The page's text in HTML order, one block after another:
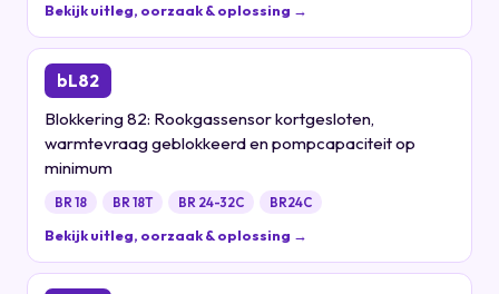
Bekijk uitleg, oorzaak & oplossing →
bL82
Blokkering 82: Rookgassensor kortgesloten,
warmtevraag geblokkeerd en pompcapaciteit op
minimum
BR 18 BR 18T BR 24-32C BR24C
Bekijk uitleg, oorzaak & oplossing →